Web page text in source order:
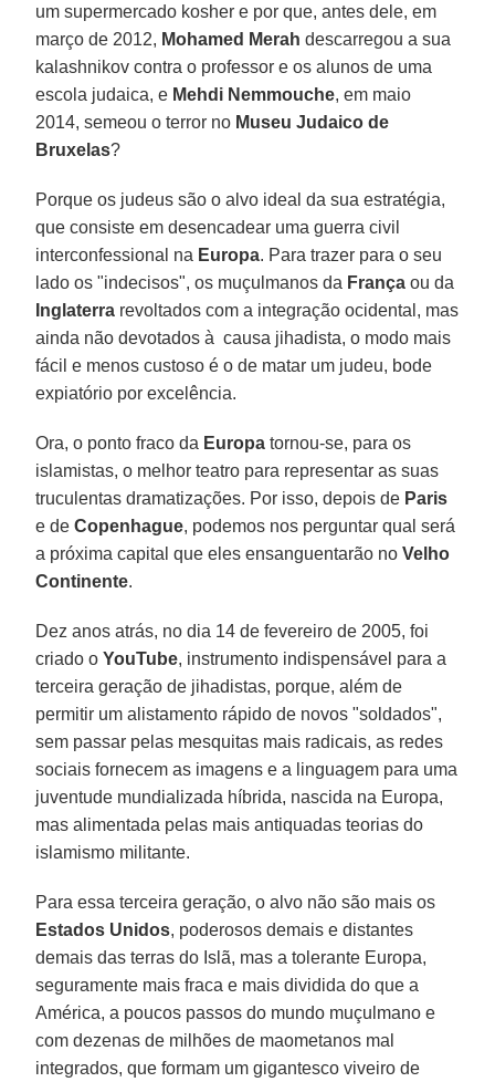
um supermercado kosher e por que, antes dele, em
março de 2012, Mohamed Merah descarregou a sua
kalashnikov contra o professor e os alunos de uma
escola judaica, e Mehdi Nemmouche, em maio
2014, semeou o terror no Museu Judaico de
Bruxelas?
Porque os judeus são o alvo ideal da sua estratégia,
que consiste em desencadear uma guerra civil
interconfessional na Europa. Para trazer para o seu
lado os "indecisos", os muçulmanos da França ou da
Inglaterra revoltados com a integração ocidental, mas
ainda não devotados à causa jihadista, o modo mais
fácil e menos custoso é o de matar um judeu, bode
expiatório por excelência.
Ora, o ponto fraco da Europa tornou-se, para os
islamistas, o melhor teatro para representar as suas
truculentas dramatizações. Por isso, depois de Paris
e deCopenhague, podemos nos perguntar qual será
a próxima capital que eles ensanguentarão noVelho
Continente.
Dez anos atrás, no dia 14 de fevereiro de 2005, foi
criado oYouTube, instrumento indispensável para a
terceira geração de jihadistas, porque, além de
permitir um alistamento rápido de novos "soldados",
sem passar pelas mesquitas mais radicais, as redes
sociais fornecem as imagens e a linguagem para uma
juventude mundializada híbrida, nascida na Europa,
mas alimentada pelas mais antiquadas teorias do
islamismo militante.
Para essa terceira geração, o alvo não são mais os
Estados Unidos, poderosos demais e distantes
demais das terras do Islã, mas a tolerante Europa,
seguramente mais fraca e mais dividida do que a
América, a poucos passos do mundo muçulmano e
com dezenas de milhões de maometanos mal
integrados, que formam um gigantesco viveiro de